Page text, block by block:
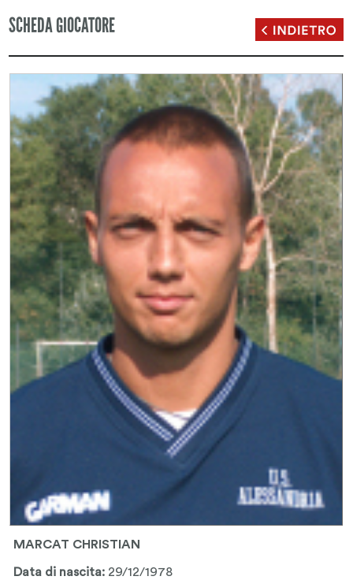
SCHEDA GIOCATORE
MARCAT CHRISTIAN
Data di nascita: 29/12/1978